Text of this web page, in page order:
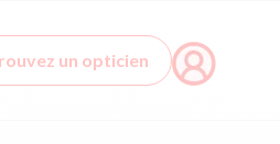
un opticien